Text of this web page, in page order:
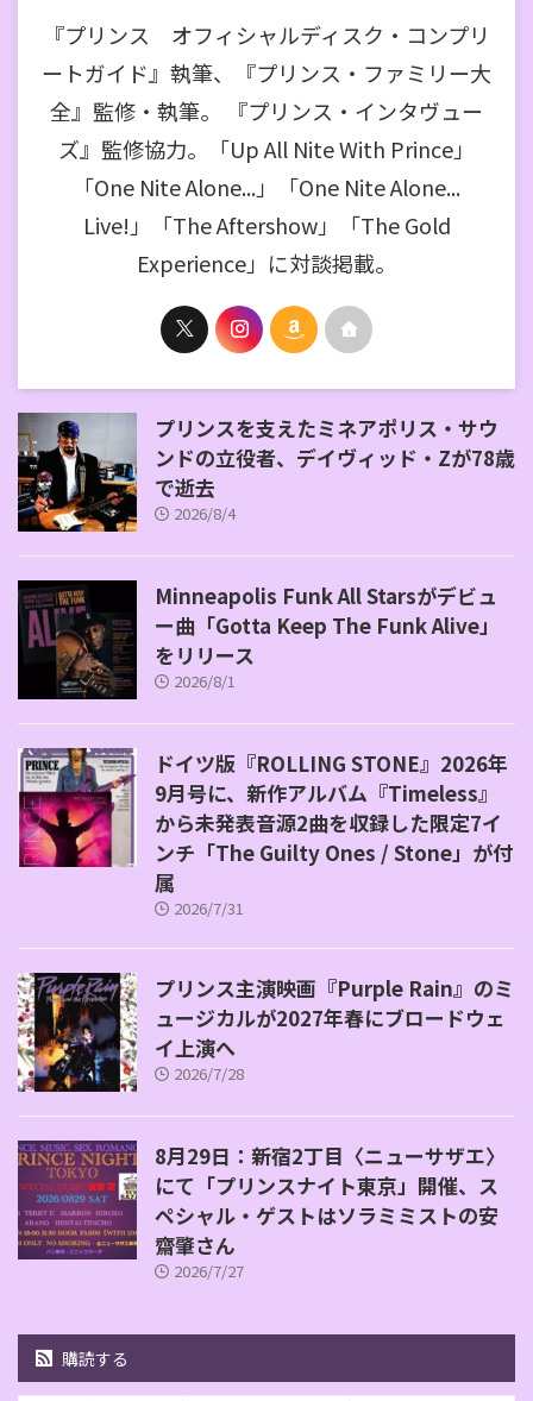
『プリンス オフィシャルディスク・コンプリ
ートガイド』執筆、『プリンス・ファミリー大
全』監修・執筆。 『プリンス・インタヴュー
ズ』監修協力。「Up All Nite With Prince」
「One Nite Alone...」「One Nite Alone...
Live!」「The Aftershow」「The Gold
Experience」に対談掲載。
プリンスを支えたミネアポリス・サウ
ンドの立役者、デイヴィッド・Zが78歳
で逝去
2026/8/4
Minneapolis Funk All Starsがデビュ
ー曲「Gotta Keep The Funk Alive」
をリリース
2026/8/1
ドイツ版『ROLLING STONE』2026年
9月号に、新作アルバム『Timeless』
から未発表音源2曲を収録した限定7イ
ンチ「The Guilty Ones / Stone」が付
属
2026/7/31
プリンス主演映画『Purple Rain』のミ
ュージカルが2027年春にブロードウェ
イ上演へ
2026/7/28
8月29日：新宿2丁目〈ニューサザエ〉
にて「プリンスナイト東京」開催、ス
ペシャル・ゲストはソラミミストの安
齋肇さん
2026/7/27
購読する